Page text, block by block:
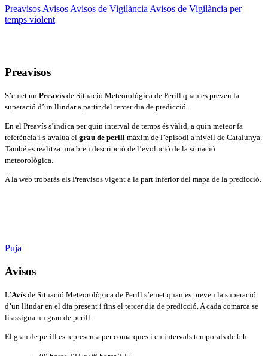
Preavisos Avisos Avisos de Vigilància Avisos de Vigilància per
temps violent
Preavisos
S’emet un Preavís de Situació Meteorològica de Perill quan es preveu la
superació d’un llindar a partir del tercer dia de predicció.
En el Preavís s’indica per quin interval de temps és vàlid, a quin meteor fa
referència i s’avalua el grau de perill màxim de l’episodi a nivell de Catalunya.
També es realitza una breu descripció de l’evolució de la situació
meteorològica.
A la web trobaràs els Preavisos vigent a la part inferior del mapa de la predicció.
Puja
Avisos
L’Avís de Situació Meteorològica de Perill s’emet quan es preveu la superació
d’un llindar en el dia present i fins el tercer dia de predicció. A cada comarca se
li assigna un grau de perill.
El grau de perill es representa per comarques i en intervals temporals de 6 h.